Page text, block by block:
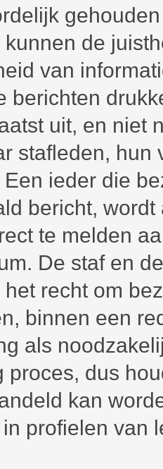
kunnen de
van
berichten
uit, en niet
stafleden, hun
Een ieder die
bericht,
te melden
De staf en
recht om
binnen een
als
proces, dus
kan
profielen van